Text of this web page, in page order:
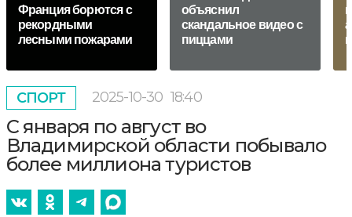
Франция борются с
рекордными
лесными пожарами
объяснил
скандальное видео с
пиццами
СПОРТ 2025-10-30 18:40
С января по август во
Владимирской области побывало
более миллиона туристов